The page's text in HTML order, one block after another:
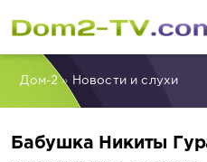
Дом-2» Новости и слухи
Бабушка Никиты